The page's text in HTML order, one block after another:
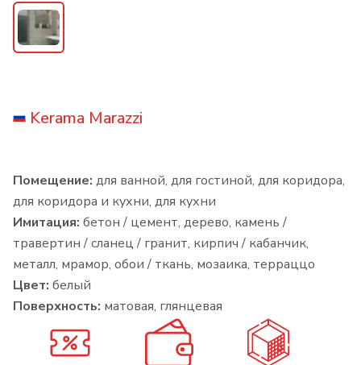
Kerama Marazzi
Помещение: для ванной, для гостиной, для коридора,
для коридора и кухни, для кухни
Имитация: бетон / цемент, дерево, камень /
травертин / сланец / гранит, кирпич / кабанчик,
металл, мрамор, обои / ткань, мозаика, терраццо
Цвет: белый
Поверхность: матовая, глянцевая